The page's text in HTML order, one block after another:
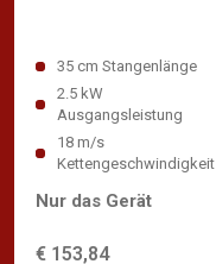
35 cm Stangenlänge
2.5 kW
Ausgangsleistung
18 m/s
Kettengeschwindigkeit
€ 153,84
Nur das Gerät